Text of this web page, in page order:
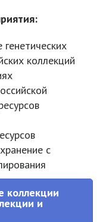
коллекций
с
коллекции
и